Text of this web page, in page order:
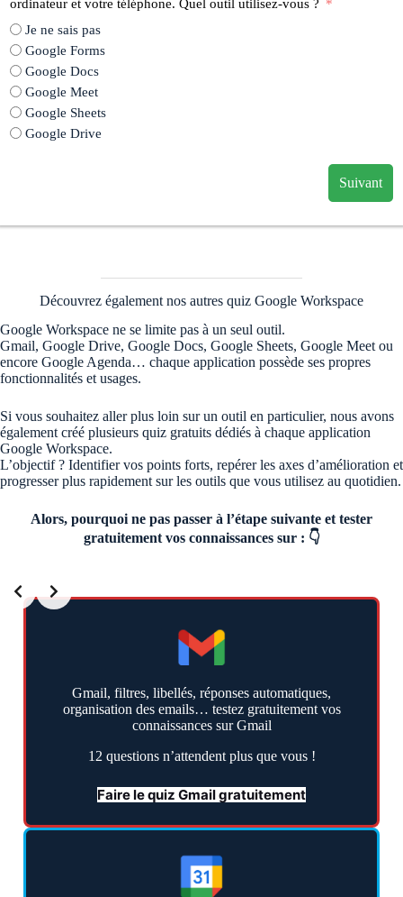
ordinateur et votre téléphone. Quel outil utilisez-vous ?
Je ne sais pas
Google Forms
Google Docs
Google Meet
Google Sheets
Google Drive
Suivant
Découvrez également nos autres quiz Google Workspace
Google Workspace ne se limite pas à un seul outil.
Gmail, Google Drive, Google Docs, Google Sheets, Google Meet ou
encore Google Agenda… chaque application possède ses propres
fonctionnalités et usages.
Si vous souhaitez aller plus loin sur un outil en particulier, nous avons
également créé plusieurs quiz gratuits dédiés à chaque application
Google Workspace.
L’objectif ? Identifier vos points forts, repérer les axes d’amélioration et
progresser plus rapidement sur les outils que vous utilisez au quotidien.
Alors, pourquoi ne pas passer à l’étape suivante et tester
gratuitement vos connaissances sur : 👇
Gmail, filtres, libellés, réponses automatiques,
organisation des emails… testez gratuitement vos
connaissances sur Gmail
12 questions n’attendent plus que vous !
Faire le quiz Gmail gratuitement